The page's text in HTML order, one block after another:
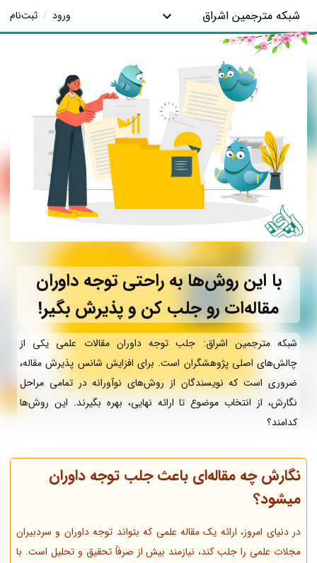
شبکه مترجمین اشراق ورود / ثبت‌نام
با این روش‌ها به راحتی توجه داوران
مقاله‌ات رو جلب کن و پذیرش بگیر!
شبکه مترجمین اشراق: جلب توجه داوران مقالات علمی یکی از
چالش‌های اصلی پژوهشگران است. برای افزایش شانس پذیرش مقاله،
ضروری است که نویسندگان از روش‌های نوآورانه در تمامی مراحل
نگارش، از انتخاب موضوع تا ارائه نهایی، بهره بگیرند. این روش‌ها
کدامند؟
نگارش چه مقاله‌ای باعث جلب توجه داوران
میشود؟
در دنیای امروز، ارائه یک مقاله علمی که بتواند توجه داوران و سردبیران
مجلات علمی را جلب کند، نیازمند بیش از صرفاً تحقیق و تحلیل است. با